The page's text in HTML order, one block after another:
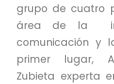
grupo de cuatro
área de la
comunicación y
primer lugar,
Zubieta experta